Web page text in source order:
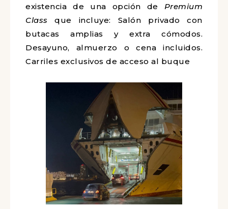
existencia de una opción de Premium
Class que incluye: Salón privado con
butacas amplias y extra cómodos.
Desayuno, almuerzo o cena incluidos.
Carriles exclusivos de acceso al buque